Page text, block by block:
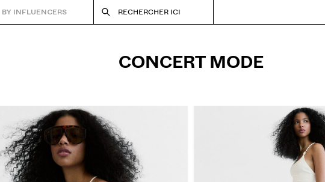
BY INFLUENCERS RECHERCHER ICI
CONCERT MODE